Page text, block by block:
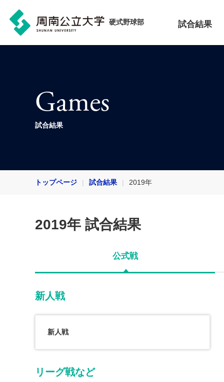
硬式野球部 試合結果
Games
試合結果
トップページ 試合結果 2019年
2019年 試合結果
公式戦
新人戦
新人戦
リーグ戦など